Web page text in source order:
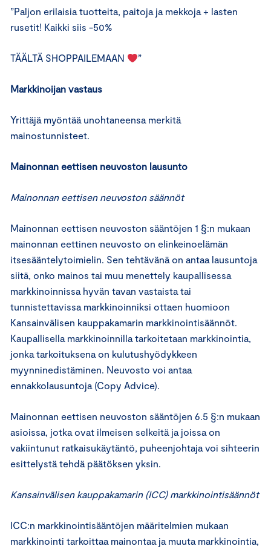
”Paljon erilaisia tuotteita, paitoja ja mekkoja + lasten
rusetit! Kaikki siis -50%
TÄÄLTÄ SHOPPAILEMAAN ”
Markkinoijan vastaus
Yrittäjä myöntää unohtaneensa merkitä
mainostunnisteet.
Mainonnan eettisen neuvoston lausunto
Mainonnan eettisen neuvoston säännöt
Mainonnan eettisen neuvoston sääntöjen 1 §:n mukaan
mainonnan eettinen neuvosto on elinkeinoelämän
itsesääntelytoimielin. Sen tehtävänä on antaa lausuntoja
siitä, onko mainos tai muu menettely kaupallisessa
markkinoinnissa hyvän tavan vastaista tai
tunnistettavissa markkinoinniksi ottaen huomioon
Kansainvälisen kauppakamarin markkinointisäännöt.
Kaupallisella markkinoinnilla tarkoitetaan markkinointia,
jonka tarkoituksena on kulutushyödykkeen
myynninedistäminen. Neuvosto voi antaa
ennakkolausuntoja (Copy Advice).
Mainonnan eettisen neuvoston sääntöjen 6.5 §:n mukaan
asioissa, jotka ovat ilmeisen selkeitä ja joissa on
vakiintunut ratkaisukäytäntö, puheenjohtaja voi sihteerin
esittelystä tehdä päätöksen yksin.
Kansainvälisen kauppakamarin (ICC) markkinointisäännöt
ICC:n markkinointisääntöjen määritelmien mukaan
markkinointi tarkoittaa mainontaa ja muuta markkinointia,